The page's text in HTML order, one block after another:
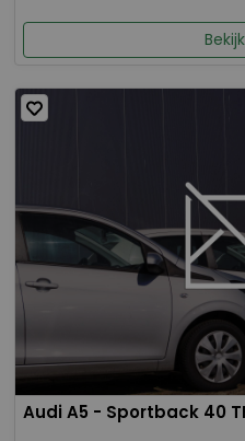
Audi A5 - Sportback 40